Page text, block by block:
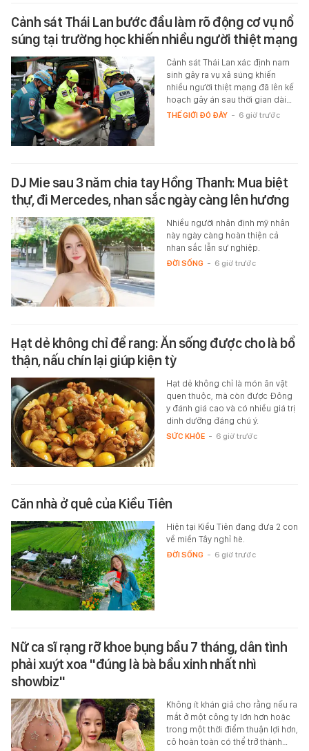
Cảnh sát Thái Lan bước đầu làm rõ động cơ vụ nổ
súng tại trường học khiến nhiều người thiệt mạng
Cảnh sát Thái Lan xác định nam
sinh gây ra vụ xả súng khiến
nhiều người thiệt mạng đã lên kế
hoạch gây án sau thời gian dài…
THẾ GIỚI ĐÓ ĐÂY - 6 giờ trước
DJ Mie sau 3 năm chia tay Hồng Thanh: Mua biệt
thự, đi Mercedes, nhan sắc ngày càng lên hương
Nhiều người nhận định mỹ nhân
này ngày càng hoàn thiện cả
nhan sắc lẫn sự nghiệp.
ĐỜI SỐNG - 6 giờ trước
Hạt dẻ không chỉ để rang: Ăn sống được cho là bổ
thận, nấu chín lại giúp kiện tỳ
Hạt dẻ không chỉ là món ăn vặt
quen thuộc, mà còn được Đông
y đánh giá cao và có nhiều giá trị
dinh dưỡng đáng chú ý.
SỨC KHỎE - 6 giờ trước
Căn nhà ở quê của Kiều Tiên
Hiện tại Kiều Tiên đang đưa 2 con
về miền Tây nghỉ hè.
ĐỜI SỐNG - 6 giờ trước
Nữ ca sĩ rạng rỡ khoe bụng bầu 7 tháng, dân tình
phải xuýt xoa "đúng là bà bầu xinh nhất nhì
showbiz"
Không ít khán giả cho rằng nếu ra
mắt ở một công ty lớn hơn hoặc
trong một thời điểm thuận lợi hơn,
cô hoàn toàn có thể trở thành…